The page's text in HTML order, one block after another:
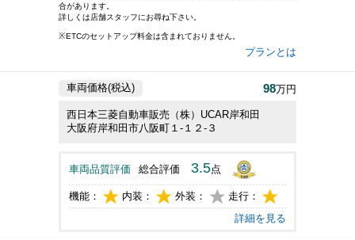
合があります。
詳しくは店舗スタッフにお尋ね下さい。
※ETCのセットアップ料金は含まれておりません。
プランとは
車両価格(税込) 98万円
西日本三菱自動車販売（株）UCAR岸和田
大阪府岸和田市八阪町１-１２-３
車両品質評価 総合評価 3.5点
機能： 内装： 外装：
走行：
詳細を見る